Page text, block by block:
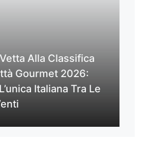
Alla Classifica
Gourmet 2026:
Italiana Tra Le